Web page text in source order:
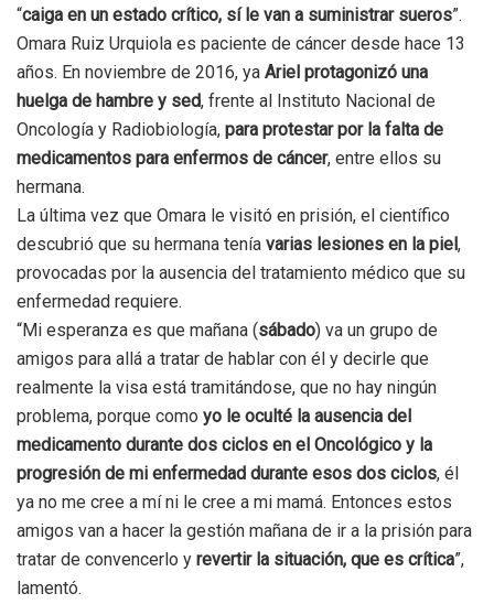
“caiga en un estado crítico, sí le van a suministrar sueros”.
Omara Ruiz Urquiola es paciente de cáncer desde hace 13
años. En noviembre de 2016, ya Ariel protagonizó una
huelga de hambre y sed, frente al Instituto Nacional de
Oncología y Radiobiología, para protestar por la falta de
medicamentos para enfermos de cáncer, entre ellos su
hermana.
La última vez que Omara le visitó en prisión, el científico
descubrió que su hermana tenía varias lesiones en la piel,
provocadas por la ausencia del tratamiento médico que su
enfermedad requiere.
“Mi esperanza es que mañana (sábado) va un grupo de
amigos para allá a tratar de hablar con él y decirle que
realmente la visa está tramitándose, que no hay ningún
problema, porque como yo le oculté la ausencia del
medicamento durante dos ciclos en el Oncológico y la
progresión de mi enfermedad durante esos dos ciclos, él
ya no me cree a mí ni le cree a mi mamá. Entonces estos
amigos van a hacer la gestión mañana de ir a la prisión para
tratar de convencerlo y revertir la situación, que es crítica”,
lamentó.